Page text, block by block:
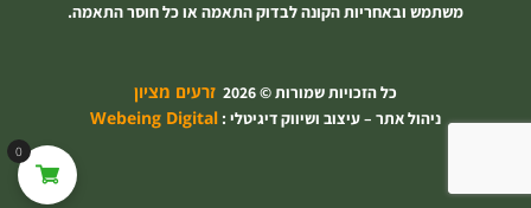
משתמש ובאחריות הקונה לבדוק התאמה או כל חוסר התאמה.
כל הזכויות שמורות © 2026 זרעים מציון
ניהול אתר – עיצוב ושיווק דיגיטלי : Webeing Digital
0